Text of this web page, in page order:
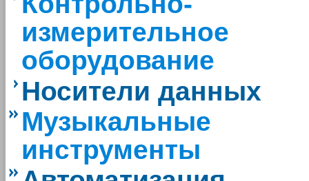
измерительное
оборудование
Носители данных
Музыкальные
инструменты